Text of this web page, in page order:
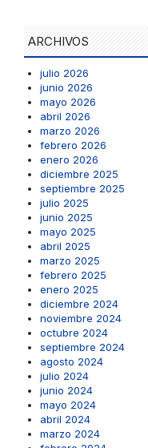
ARCHIVOS
julio 2026
junio 2026
mayo 2026
abril 2026
marzo 2026
febrero 2026
enero 2026
diciembre 2025
septiembre 2025
julio 2025
junio 2025
mayo 2025
abril 2025
marzo 2025
febrero 2025
enero 2025
diciembre 2024
noviembre 2024
octubre 2024
septiembre 2024
agosto 2024
julio 2024
junio 2024
mayo 2024
abril 2024
marzo 2024